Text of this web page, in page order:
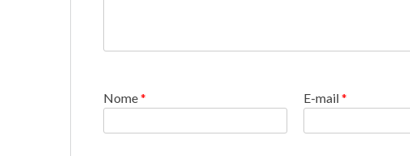
Nome* E-mail*